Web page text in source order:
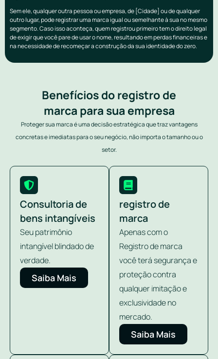
Sem ele, qualquer outra pessoa ou empresa, de [Cidade] ou de qualquer
outro lugar, pode registrar uma marca igual ou semelhante à sua no mesmo
segmento. Caso isso aconteça, quem registrou primeiro tem o direito legal
de exigir que você pare de usar o nome, resultando em perdas financeiras e
na necessidade de recomeçar a construção da sua identidade do zero.
Benefícios do registro de
marca para sua empresa
Proteger sua marca é uma decisão estratégica que traz vantagens
concretas e imediatas para o seu negócio, não importa o tamanho ou o
setor.
Consultoria de
bens intangíveis
Seu patrimônio
intangível blindado de
verdade.
Saiba Mais
registro de
marca
Apenas com o
Registro de marca
você terá segurança e
proteção contra
qualquer imitação e
exclusividade no
mercado.
Saiba Mais